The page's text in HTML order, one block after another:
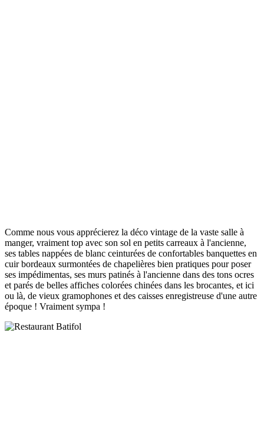
Comme nous vous apprécierez la déco vintage de la vaste salle à
manger, vraiment top avec son sol en petits carreaux à l'ancienne,
ses tables nappées de blanc ceinturées de confortables banquettes en
cuir bordeaux surmontées de chapelières bien pratiques pour poser
ses impédimentas, ses murs patinés à l'ancienne dans des tons ocres
et parés de belles affiches colorées chinées dans les brocantes, et ici
ou là, de vieux gramophones et des caisses enregistreuse d'une autre
époque ! Vraiment sympa !